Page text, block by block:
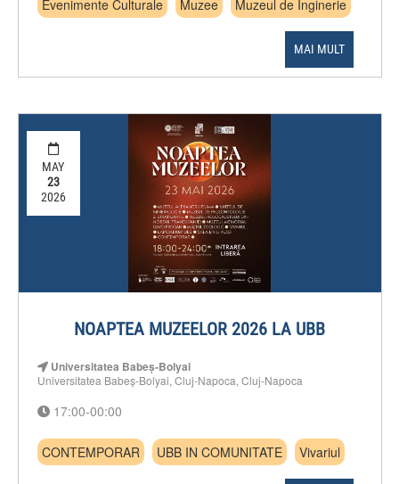
Evenimente Culturale Muzee Muzeul de Inginerie
MAI MULT
MAY
23
2026
NOAPTEA MUZEELOR 2026 LA UBB
Universitatea Babeș-Bolyai
Universitatea Babeș-Bolyai, Cluj-Napoca, Cluj-Napoca
17:00-00:00
CONTEMPORAR UBB IN COMUNITATE Vivariul